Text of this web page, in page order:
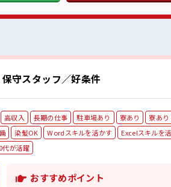
守スタッフ／好条件
高収入 長期の仕事 駐車場あり 寮あり 寮あ
染髪OK Wordスキルを活かす Excelスキルを
代が活躍
おすすめポイント